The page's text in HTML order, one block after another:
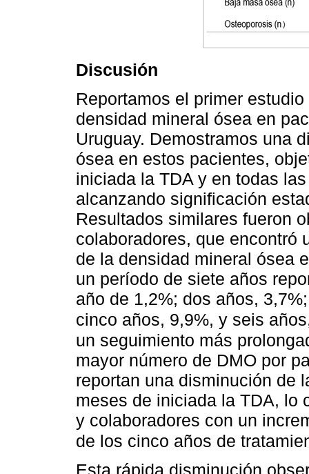
Discusión
Reportamos el primer
densidad mineral ósea en
Uruguay. Demostramos una
ósea en estos pacientes,
iniciada la TDA y en todas
alcanzando significación
Resultados similares fueron
colaboradores, que encontró
de la densidad mineral ósea
un período de siete años
año de 1,2%; dos años,
cinco años, 9,9%, y seis
un seguimiento más
mayor número de DMO por
reportan una disminución de
meses de iniciada la TDA, lo
y colaboradores con un
de los cinco años de
Esta rápida disminución